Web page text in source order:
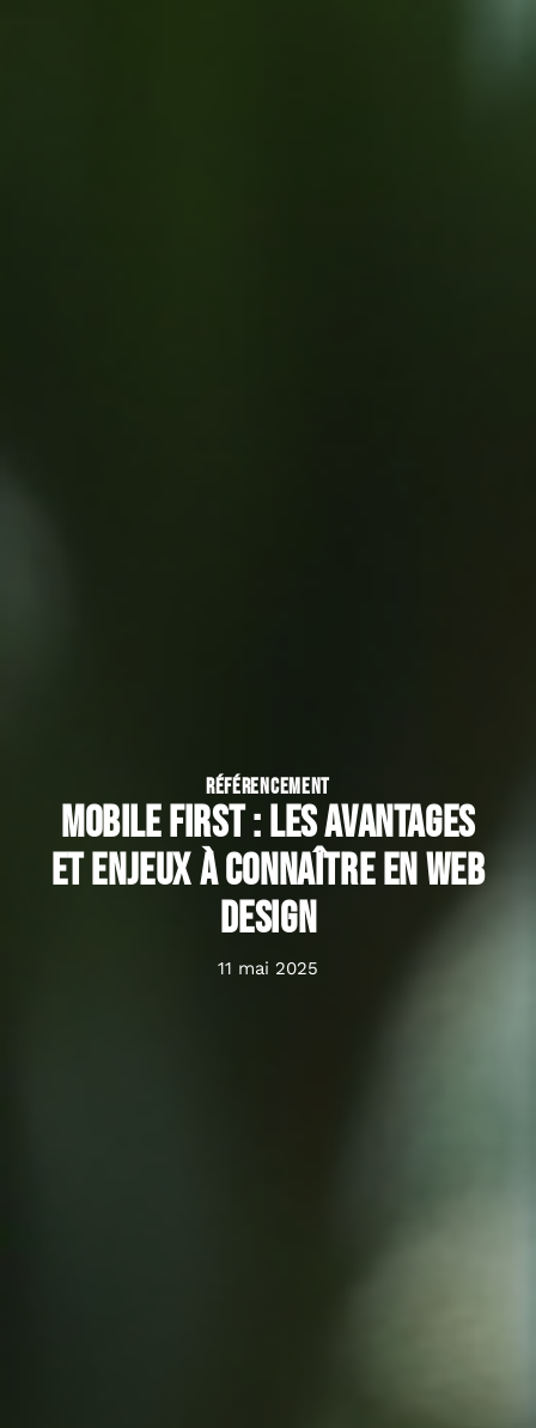
RÉFÉRENCEMENT
Mobile First : les avantages
et enjeux à connaître en Web
design
11 mai 2025